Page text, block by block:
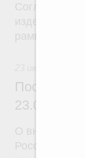
изделий
рамках
23.07.2026
О внесении
Российской